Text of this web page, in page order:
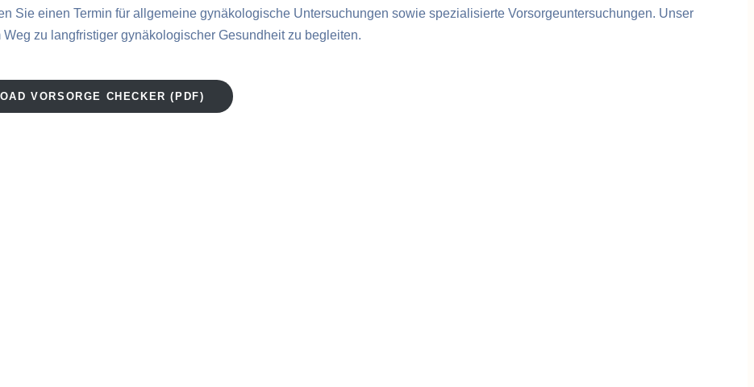
Sie einen Termin für allgemeine gynäkologische Untersuchungen sowie spezialisierte Vorsorgeuntersuchungen. Unser
zu langfristiger gynäkologischer Gesundheit zu begleiten.
VORSORGE CHECKER (PDF)